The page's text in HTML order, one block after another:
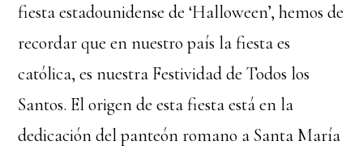
fiesta estadounidense de ‘Halloween’, hemos de
recordar que en nuestro país la fiesta es
católica, es nuestra Festividad de Todos los
Santos. El origen de esta fiesta está en la
dedicación del panteón romano a Santa María